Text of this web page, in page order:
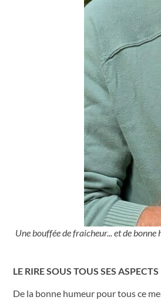
Une bouffée de fraicheur... et de
LE RIRE SOUS TOUS SES
De la bonne humeur pour tous ce